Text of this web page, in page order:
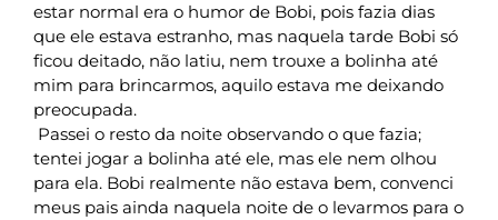
estar normal era o humor de Bobi, pois fazia dias
que ele estava estranho, mas naquela tarde Bobi só
ficou deitado, não latiu, nem trouxe a bolinha até
mim para brincarmos, aquilo estava me deixando
preocupada.
Passei o resto da noite observando o que fazia;
tentei jogar a bolinha até ele, mas ele nem olhou
para ela. Bobi realmente não estava bem, convenci
meus pais ainda naquela noite de o levarmos para o